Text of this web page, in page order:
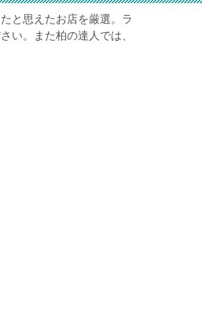
と思えたお店を厳選。ラ
い。また柏の達人では、